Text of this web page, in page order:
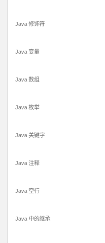
Java 修饰符
Java 变量
Java 数组
Java 枚举
Java 关键字
Java 注释
Java 空行
Java 中的继承